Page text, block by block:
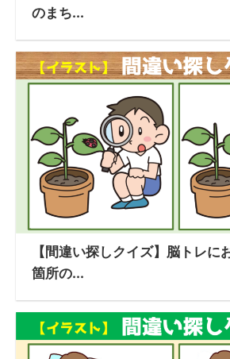
のまち...
【間違い探しクイズ】脳トレに
箇所の...